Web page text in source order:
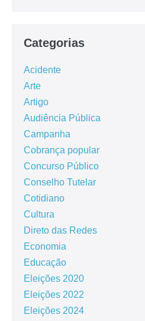
Categorias
Acidente
Arte
Artigo
Audiência Pública
Campanha
Cobrança popular
Concurso Público
Conselho Tutelar
Cotidiano
Cultura
Direto das Redes
Economia
Educação
Eleições 2020
Eleições 2022
Eleições 2024